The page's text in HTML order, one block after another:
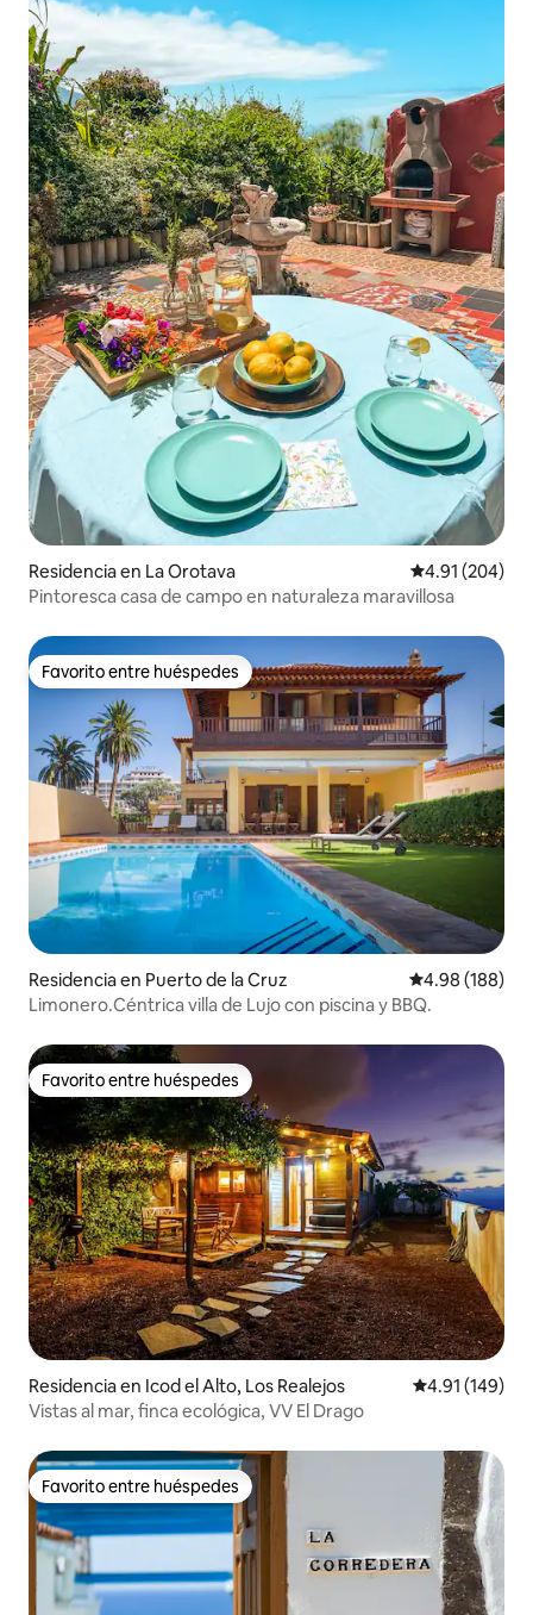
Residencia en La Orotava Calificación
4.91 (204)
Pintoresca casa de campo en naturaleza maravillosa
Favorito entre huéspedes
Favorito entre huéspedes
Residencia en Puerto de la Cruz Calificación
4.98 (188)
Limonero.Céntrica villa de Lujo con piscina y BBQ.
Favorito entre huéspedes
Favorito entre huéspedes
Residencia en Icod el Alto, Los Realejos Calificación
4.91 (149)
Vistas al mar, finca ecológica, VV El Drago
Favorito entre huéspedes
Favorito entre huéspedes